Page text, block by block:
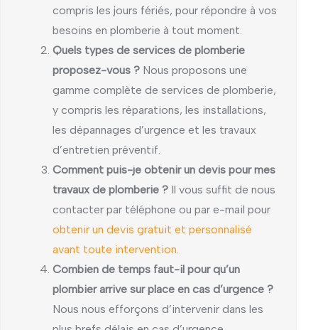
compris les jours fériés, pour répondre à vos
besoins en plomberie à tout moment.
Quels types de services de plomberie
proposez-vous ? Nous proposons une
gamme complète de services de plomberie,
y compris les réparations, les installations,
les dépannages d’urgence et les travaux
d’entretien préventif.
Comment puis-je obtenir un devis pour mes
travaux de plomberie ? Il vous suffit de nous
contacter par téléphone ou par e-mail pour
obtenir un devis gratuit et personnalisé
avant toute intervention.
Combien de temps faut-il pour qu’un
plombier arrive sur place en cas d’urgence ?
Nous nous efforçons d’intervenir dans les